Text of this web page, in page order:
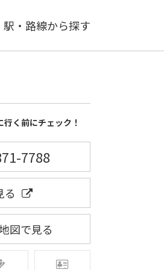
駅・路線から探す
く前にチェック！
7788
る
図で見る